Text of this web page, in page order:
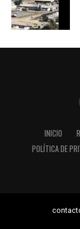
INICIO
POLÍTICA DE